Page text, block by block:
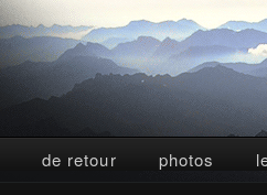
de retour photos